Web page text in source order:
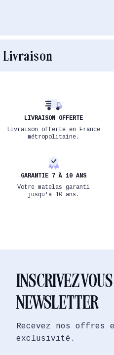
Livraison
LIVRAISON OFFERTE
Livraison offerte en France
métropolitaine.
GARANTIE 7 À 10 ANS
Votre matelas garanti
jusqu'à 10 ans.
INSCRIVEZ
NEWSLETTER
Recevez nos offres
exclusivité.